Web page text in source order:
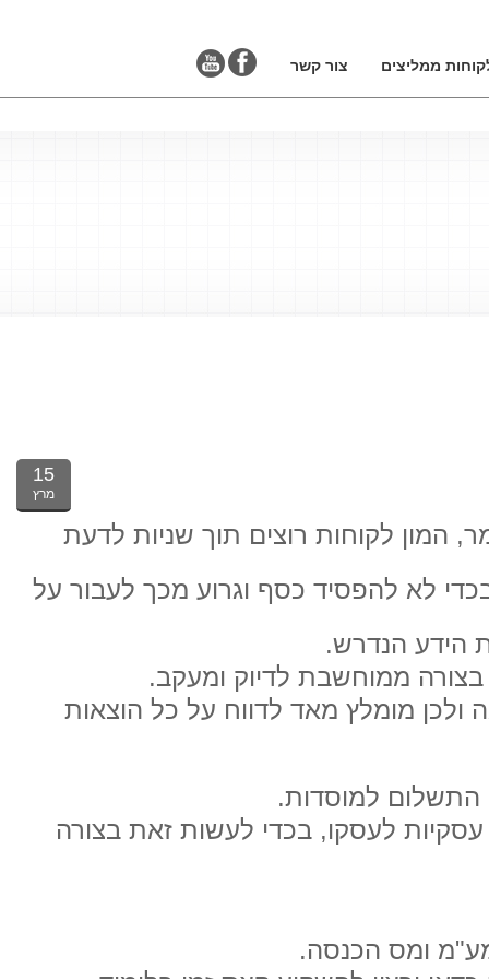
ממליצים צור קשר
15
מרץ
לקוחות רוצים תוך שניות לדעת
לא להפסיד כסף וגרוע מכך לעבור על
הידע הנדרש.
ממוחשבת לדיוק ומעקב.
ולכן מומלץ מאד לדווח על כל הוצאות
התשלום למוסדות.
לעסקו, בכדי לעשות זאת בצורה
ומס הכנסה.